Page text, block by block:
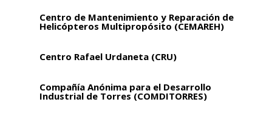
Centro de Mantenimiento y Reparación de
Helicópteros Multipropósito (CEMAREH)
Centro Rafael Urdaneta (CRU)
Compañía Anónima para el Desarrollo
Industrial de Torres (COMDITORRES)